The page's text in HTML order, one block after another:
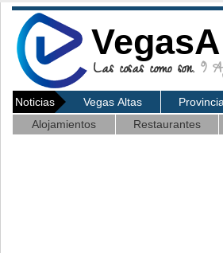
Las cosas como son. 9
Noticias Vegas Altas
Alojamientos
Restaurantes